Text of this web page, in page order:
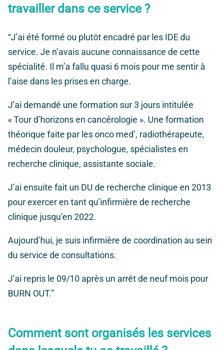
travailler dans ce service ?
“J’ai été formé ou plutôt encadré par les IDE du
service. Je n’avais aucune connaissance de cette
spécialité. Il m’a fallu quasi 6 mois pour me sentir à
l’aise dans les prises en charge.
J’ai demandé une formation sur 3 jours intitulée
« Tour d’horizons en cancérologie ». Une formation
théorique faite par les onco med’, radiothérapeute,
médecin douleur, psychologue, spécialistes en
recherche clinique, assistante sociale.
J’ai ensuite fait un DU de recherche clinique en 2013
pour exercer en tant qu’infirmière de recherche
clinique jusqu’en 2022.
Aujourd’hui, je suis infirmière de coordination au sein
du service de consultations.
J’ai repris le 09/10 après un arrêt de neuf mois pour
BURN OUT.”
Comment sont organisés les services